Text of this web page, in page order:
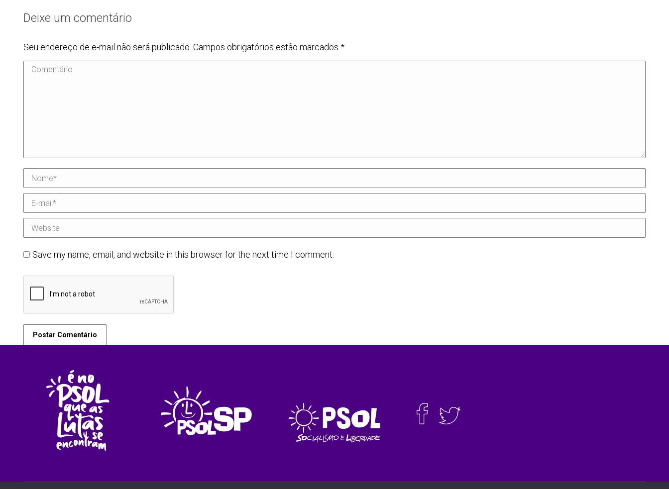
Deixe um comentário
Seu endereço de e-mail não será publicado. Campos obrigatórios estão marcados *
Comentário
Nome *
E-mail *
Website
Save my name, email, and website in this browser for the next time I comment.
Postar Comentário